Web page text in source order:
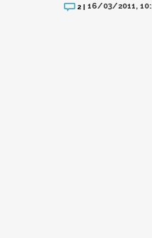
2 | 16/03/2011,